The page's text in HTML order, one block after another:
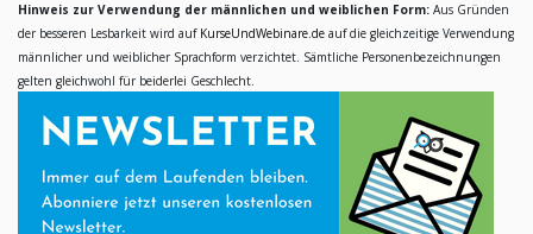
Hinweis zur Verwendung der männlichen und weiblichen Form: Aus Gründen
der besseren Lesbarkeit wird auf KurseUndWebinare.de auf die gleichzeitige Verwendung
männlicher und weiblicher Sprachform verzichtet. Sämtliche Personenbezeichnungen
gelten gleichwohl für beiderlei Geschlecht.